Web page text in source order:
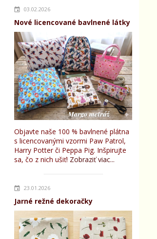
03.02.2026
Nové licencované bavlnené látky
Objavte naše 100 % bavlnené plátna
s licencovanými vzormi Paw Patrol,
Harry Potter či Peppa Pig. Inšpirujte
sa, čo z nich ušiť! Zobraziť viac...
23.01.2026
Jarné režné dekoračky